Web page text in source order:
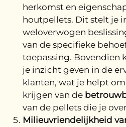
herkomst en
houtpellets. Dit stelt je
weloverwogen
van de specifieke
toepassing. Bovendien
je inzicht geven in de
klanten, wat je helpt
krijgen van de
van de pellets die je
Milieuvriendelijkheid